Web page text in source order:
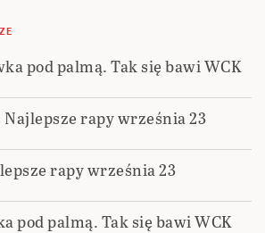
pod palmą. Tak się bawi WCK
rapy września 23
rapy września 23
pod palmą. Tak się bawi WCK